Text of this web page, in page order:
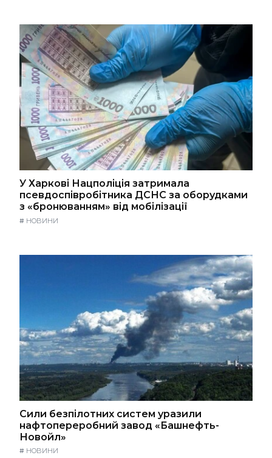
У Харкові Нацполіція затримала
псевдоспівробітника ДСНС за оборудками
з «бронюванням» від мобілізації
# НОВИНИ
Сили безпілотних систем уразили
нафтопереробний завод «Башнефть-
Новойл»
# НОВИНИ